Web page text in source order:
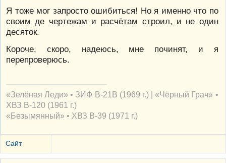
Я тоже мог запросто ошибиться! Но я именно что по
своим де чертежам и расчётам строил, и не один
десяток.
Короче, скоро, надеюсь, мне починят, и я
перепроверюсь.
«Зелёная Леди» • ЗИФ В-21В (1969 г.) | «Чёрный Грач» •
ХВЗ В-120 (1961 г.)
«Безымянный» • ХВЗ В-39 (1971 г.)
Сайт